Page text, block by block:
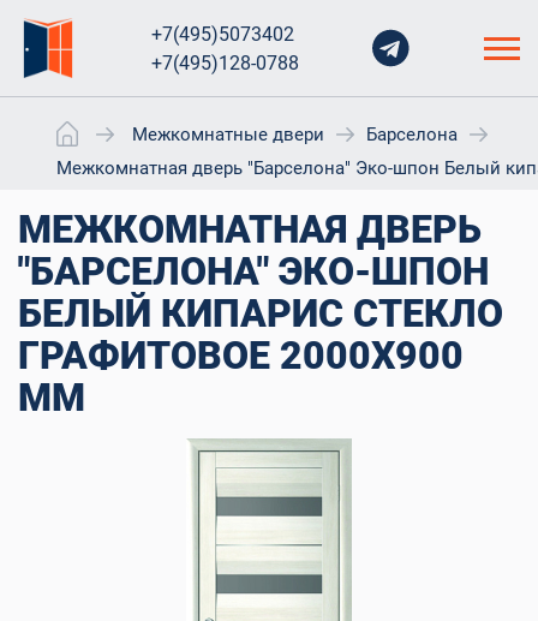
+7(495)5073402
+7(495)128-0788
Межкомнатные двери
Барселона
Межкомнатная дверь "Барселона" Эко-шпон Белый
МЕЖКОМНАТНАЯ ДВЕРЬ
"БАРСЕЛОНА" ЭКО-ШПОН
БЕЛЫЙ КИПАРИС СТЕКЛО
ГРАФИТОВОЕ 2000X900
ММ